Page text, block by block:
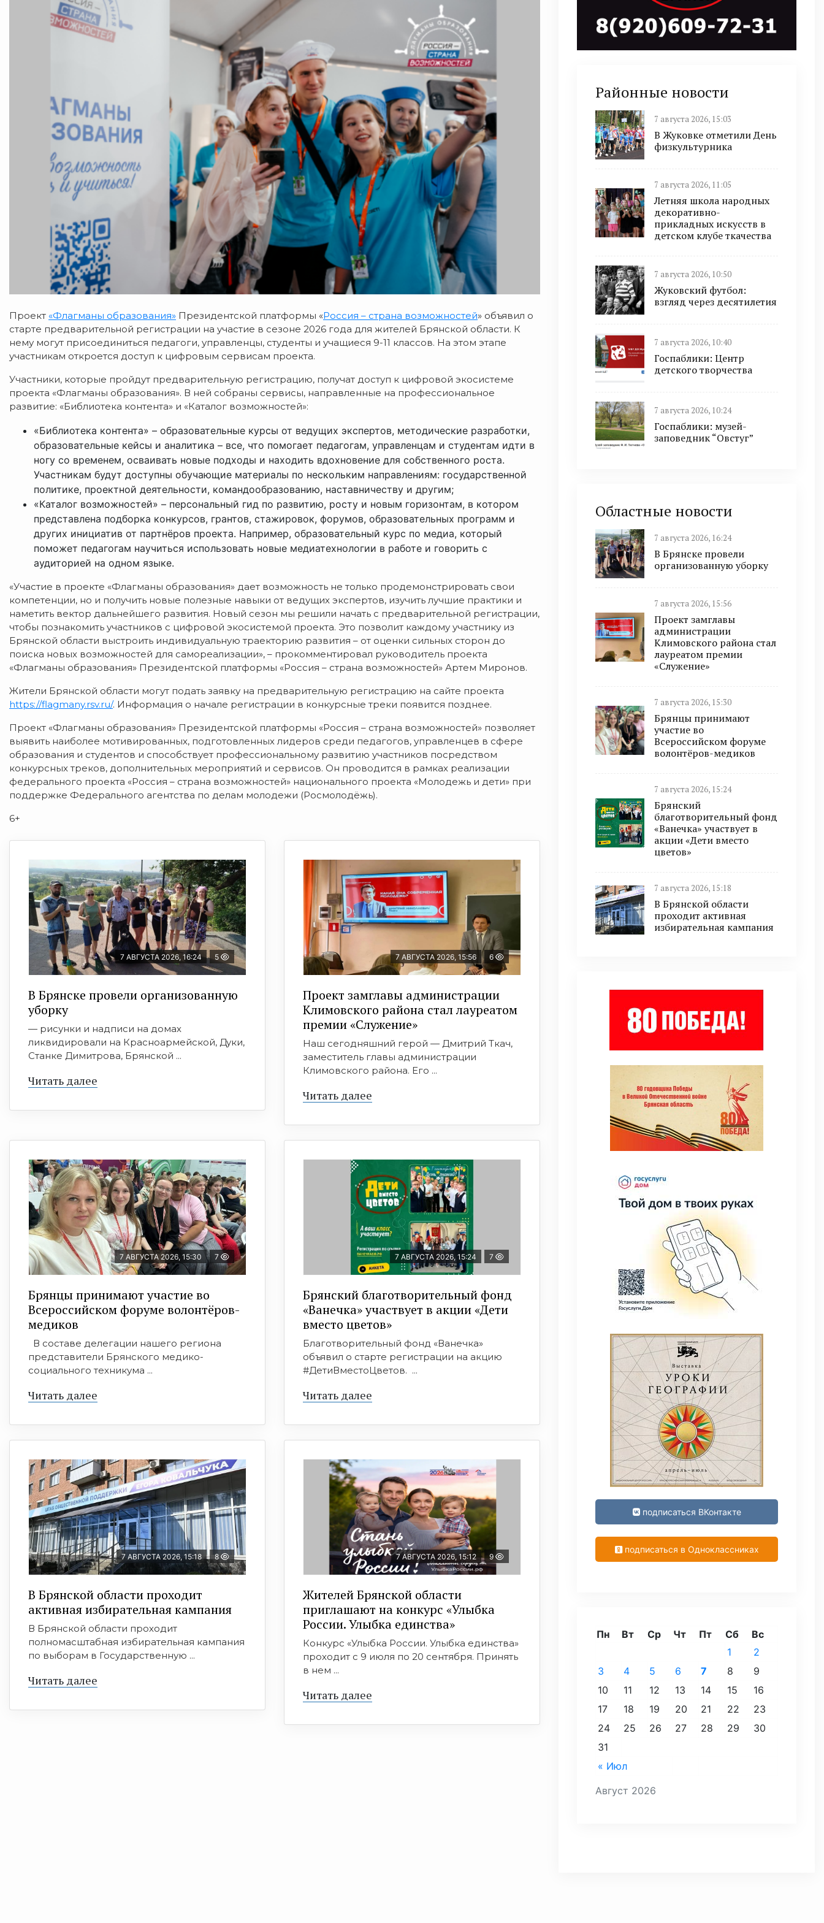
Проект «Флагманы образования» Президентской платформы «Россия – страна возможностей» объявил о
старте предварительной регистрации на участие в сезоне 2026 года для жителей Брянской области. К
нему могут присоединиться педагоги, управленцы, студенты и учащиеся 9-11 классов. На этом этапе
участникам откроется доступ к цифровым сервисам проекта.
Участники, которые пройдут предварительную регистрацию, получат доступ к цифровой экосистеме
проекта «Флагманы образования». В ней собраны сервисы, направленные на профессиональное
развитие: «Библиотека контента» и «Каталог возможностей»:
«Библиотека контента» – образовательные курсы от ведущих экспертов, методические разработки,
образовательные кейсы и аналитика – все, что помогает педагогам, управленцам и студентам идти в
ногу со временем, осваивать новые подходы и находить вдохновение для собственного роста.
Участникам будут доступны обучающие материалы по нескольким направлениям: государственной
политике, проектной деятельности, командообразованию, наставничеству и другим;
«Каталог возможностей» – персональный гид по развитию, росту и новым горизонтам, в котором
представлена подборка конкурсов, грантов, стажировок, форумов, образовательных программ и
других инициатив от партнёров проекта. Например, образовательный курс по медиа, который
поможет педагогам научиться использовать новые медиатехнологии в работе и говорить с
аудиторией на одном языке.
«Участие в проекте «Флагманы образования» дает возможность не только продемонстрировать свои
компетенции, но и получить новые полезные навыки от ведущих экспертов, изучить лучшие практики и
наметить вектор дальнейшего развития. Новый сезон мы решили начать с предварительной регистрации,
чтобы познакомить участников с цифровой экосистемой проекта. Это позволит каждому участнику из
Брянской области выстроить индивидуальную траекторию развития – от оценки сильных сторон до
поиска новых возможностей для самореализации», – прокомментировал руководитель проекта
«Флагманы образования» Президентской платформы «Россия – страна возможностей» Артем Миронов.
Жители Брянской области могут подать заявку на предварительную регистрацию на сайте проекта
https://flagmany.rsv.ru/. Информация о начале регистрации в конкурсные треки появится позднее.
Проект «Флагманы образования» Президентской платформы «Россия – страна возможностей» позволяет
выявить наиболее мотивированных, подготовленных лидеров среди педагогов, управленцев в сфере
образования и студентов и способствует профессиональному развитию участников посредством
конкурсных треков, дополнительных мероприятий и сервисов. Он проводится в рамках реализации
федерального проекта «Россия – страна возможностей» национального проекта «Молодежь и дети» при
поддержке Федерального агентства по делам молодежи (Росмолодёжь).
6+
7 АВГУСТА 2026, 16:24 5
В Брянске провели организованную
уборку
— рисунки и надписи на домах
ликвидировали на Красноармейской, Дуки,
Станке Димитрова, Брянской ...
Читать далее
7 АВГУСТА 2026, 15:56 6
Проект замглавы администрации
Климовского района стал лауреатом
премии «Служение»
Наш сегодняшний герой — Дмитрий Ткач,
заместитель главы администрации
Климовского района. Его ...
Читать далее
7 АВГУСТА 2026, 15:30 7
Брянцы принимают участие во
Всероссийском форуме волонтёров-
медиков
В составе делегации нашего региона
представители Брянского медико-
социального техникума ...
Читать далее
7 АВГУСТА 2026, 15:24 7
Брянский благотворительный фонд
«Ванечка» участвует в акции «Дети
вместо цветов»
Благотворительный фонд «Ванечка»
объявил о старте регистрации на акцию
#ДетиВместоЦветов. ...
Читать далее
7 АВГУСТА 2026, 15:18 8
В Брянской области проходит
активная избирательная кампания
В Брянской области проходит
полномасштабная избирательная кампания
по выборам в Государственную ...
Читать далее
7 АВГУСТА 2026, 15:12 9
Жителей Брянской области
приглашают на конкурс «Улыбка
России. Улыбка единства»
Конкурс «Улыбка России. Улыбка единства»
проходит с 9 июля по 20 сентября. Принять
в нем ...
Читать далее
Районные новости
7 августа 2026, 15:03
В Жуковке отметили День
физкультурника
7 августа 2026, 11:05
Летняя школа народных
декоративно-
прикладных искусств в
детском клубе ткачества
7 августа 2026, 10:50
Жуковский футбол:
взгляд через десятилетия
7 августа 2026, 10:40
Госпаблики: Центр
детского творчества
7 августа 2026, 10:24
Госпаблики: музей-
заповедник “Овстуг”
Областные новости
7 августа 2026, 16:24
В Брянске провели
организованную уборку
7 августа 2026, 15:56
Проект замглавы
администрации
Климовского района стал
лауреатом премии
«Служение»
7 августа 2026, 15:30
Брянцы принимают
участие во
Всероссийском форуме
волонтёров-медиков
7 августа 2026, 15:24
Брянский
благотворительный фонд
«Ванечка» участвует в
акции «Дети вместо
цветов»
7 августа 2026, 15:18
В Брянской области
проходит активная
избирательная кампания
подписаться ВКонтакте
подписаться в Одноклассниках
Август 2026
Пн Вт Ср Чт Пт Сб Вс
« Июл
1
2
3
4 5 6 7 8
9
10
11 12 13 14 15
16
17
18 19 20 21 22
23
24
25 26 27 28 29
30
31